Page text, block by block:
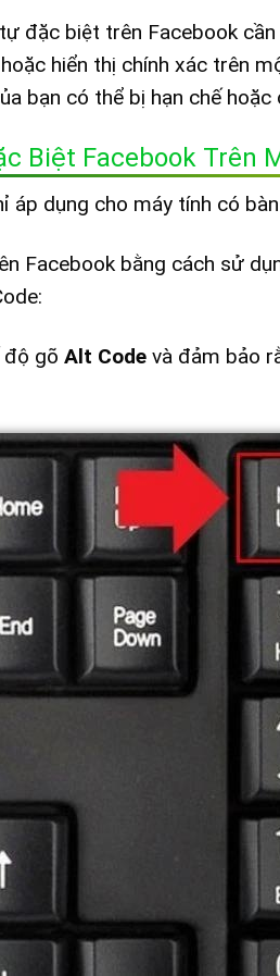
đặc biệt trên Facebook
hiển thị chính xác trên
bạn có thể bị hạn chế hoặc
Biệt Facebook Trên
áp dụng cho máy tính có
Facebook bằng cách sử
độ gõ Alt Code và đảm bảo